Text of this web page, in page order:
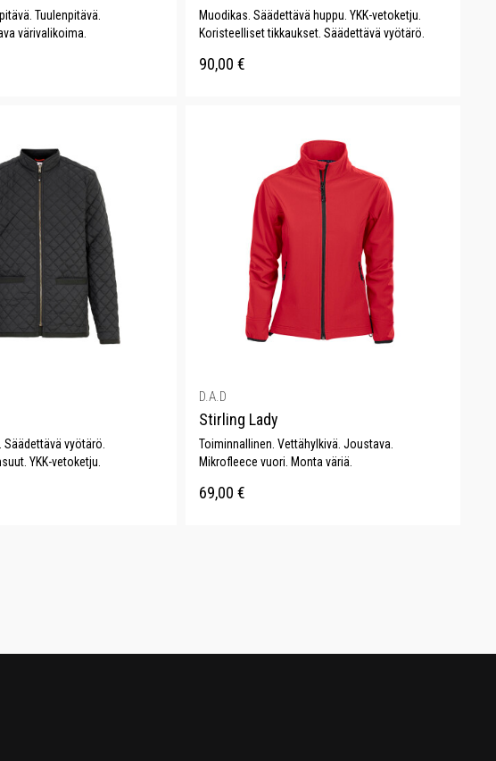
Tuulenpitävä.
värivalikoima.
Muodikas. Säädettävä huppu. YKK-vetoketju.
Koristeelliset tikkaukset. Säädettävä vyötärö.
90,00 €
Säädettävä vyötärö.
YKK-vetoketju.
D.A.D
Stirling Lady
Toiminnallinen. Vettähylkivä. Joustava.
Mikrofleece vuori. Monta väriä.
69,00 €